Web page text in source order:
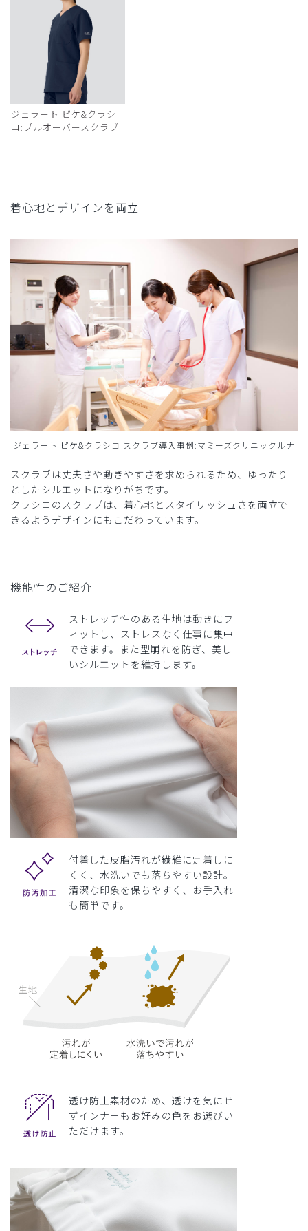
ジェラート ピケ&クラシ
コ:プルオーバースクラブ
着心地とデザインを両立
ジェラート ピケ&クラシコ スクラブ導入事例:マミーズクリニックルナ
スクラブは丈夫さや動きやすさを求められるため、ゆったり
としたシルエットになりがちです。
クラシコのスクラブは、着心地とスタイリッシュさを両立で
きるようデザインにもこだわっています。
機能性のご紹介
ストレッチ性のある生地は動きにフ
ィットし、ストレスなく仕事に集中
できます。また型崩れを防ぎ、美し
いシルエットを維持します。
付着した皮脂汚れが繊維に定着しに
くく、水洗いでも落ちやすい設計。
清潔な印象を保ちやすく、お手入れ
も簡単です。
透け防止素材のため、透けを気にせ
ずインナーもお好みの色をお選びい
ただけます。